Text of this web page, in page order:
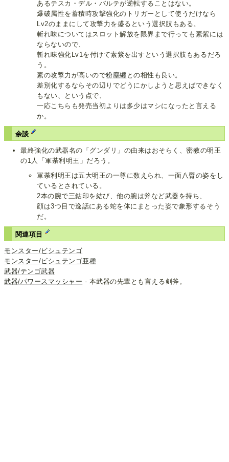
あるテスカ・デル・バルテが逆転することはない。
爆破属性を蓄積時攻撃強化のトリガーとして使うだけなら
Lv2のままにして攻撃力を盛るという選択肢もある。
斬れ味についてはスロット解放を限界まで行っても素紫には
ならないので、
斬れ味強化Lv1を付けて素紫を出すという選択肢もあるだろ
う。
素の攻撃力が高いので粉塵纏 との相性も良い。
差別化するならその辺りでどうにかしようと思えばできなく
もない、という点で、
一応こちらも発売当初よりは多少はマシになったと言える
か。
余談
最終強化の武器名の「グンダリ」の由来はおそらく、密教の明王
の1人「軍荼利明王」だろう。
軍荼利明王は五大明王の一尊に数えられ、一面八臂の姿をし
ているとされている。
2本の腕で三鈷印を結び、他の腕は斧など武器を持ち、
顔は3つ目で逸話にある蛇を体にまとった姿で象形するそう
だ。
関連項目
モンスター/ビシュテンゴ
モンスター/ビシュテンゴ亜種
武器/テンゴ武器
武器/パワースマッシャー - 本武器の先輩とも言える剣斧。